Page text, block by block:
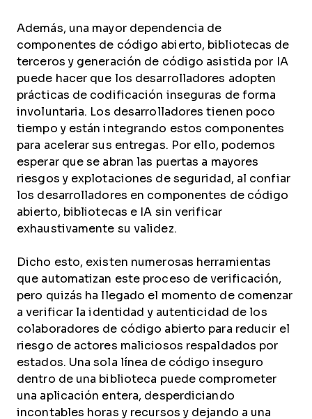
Además, una mayor dependencia de
componentes de código abierto, bibliotecas de
terceros y generación de código asistida por IA
puede hacer que los desarrolladores adopten
prácticas de codificación inseguras de forma
involuntaria. Los desarrolladores tienen poco
tiempo y están integrando estos componentes
para acelerar sus entregas. Por ello, podemos
esperar que se abran las puertas a mayores
riesgos y explotaciones de seguridad, al confiar
los desarrolladores en componentes de código
abierto, bibliotecas e IA sin verificar
exhaustivamente su validez.
Dicho esto, existen numerosas herramientas
que automatizan este proceso de verificación,
pero quizás ha llegado el momento de comenzar
a verificar la identidad y autenticidad de los
colaboradores de código abierto para reducir el
riesgo de actores maliciosos respaldados por
estados. Una sola línea de código inseguro
dentro de una biblioteca puede comprometer
una aplicación entera, desperdiciando
incontables horas y recursos y dejando a una